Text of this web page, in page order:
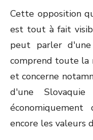
Cette opposition
est tout à fait
peut parler d'une
comprend toute la
et concerne
d'une Slovaquie
encore les valeurs